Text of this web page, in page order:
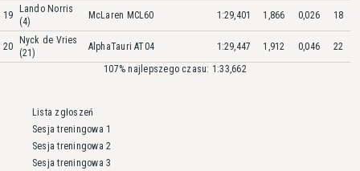
19
Lando Norris
(4)
McLaren MCL60 1:29,401 1,866 0,026 18
20
Nyck de Vries
(21)
AlphaTauri AT04 1:29,447 1,912 0,046
22
107% najlepszego czasu: 1:33,662
Lista zgłoszeń
Sesja treningowa 1
Sesja treningowa 2
Sesja treningowa 3